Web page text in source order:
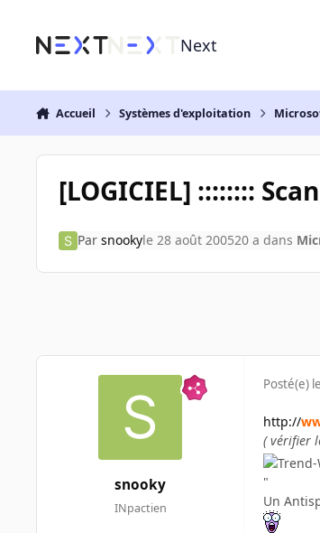
Next
Accueil Systèmes d'exploitation
[LOGICIEL] ::::::::
Par snookyle 28 août 200520 a dans
snooky
INpactien
Posté(e)
http://
( vérifier
"
Un